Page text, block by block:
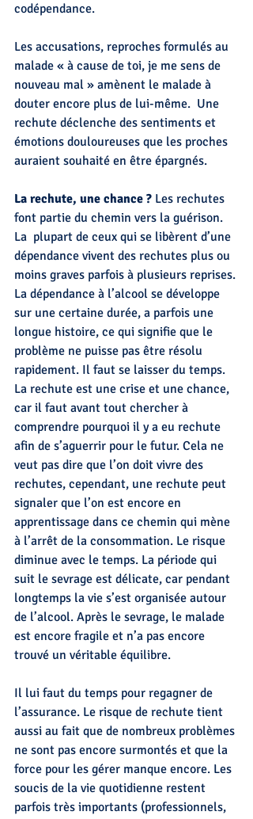
codépendance.
Les accusations, reproches formulés au
malade « à cause de toi, je me sens de
nouveau mal » amènent le malade à
douter encore plus de lui-même.  Une
rechute déclenche des sentiments et
émotions douloureuses que les proches
auraient souhaité en être épargnés.
La rechute, une chance ? Les rechutes
font partie du chemin vers la guérison.
La  plupart de ceux qui se libèrent d’une
dépendance vivent des rechutes plus ou
moins graves parfois à plusieurs reprises.
La dépendance à l’alcool se développe
sur une certaine durée, a parfois une
longue histoire, ce qui signifie que le
problème ne puisse pas être résolu
rapidement. Il faut se laisser du temps.
La rechute est une crise et une chance,
car il faut avant tout chercher à
comprendre pourquoi il y a eu rechute
afin de s’aguerrir pour le futur. Cela ne
veut pas dire que l’on doit vivre des
rechutes, cependant, une rechute peut
signaler que l’on est encore en
apprentissage dans ce chemin qui mène
à l’arrêt de la consommation. Le risque
diminue avec le temps. La période qui
suit le sevrage est délicate, car pendant
longtemps la vie s’est organisée autour
de l’alcool. Après le sevrage, le malade
est encore fragile et n’a pas encore
trouvé un véritable équilibre.
Il lui faut du temps pour regagner de
l’assurance. Le risque de rechute tient
aussi au fait que de nombreux problèmes
ne sont pas encore surmontés et que la
force pour les gérer manque encore. Les
soucis de la vie quotidienne restent
parfois très importants (professionnels,